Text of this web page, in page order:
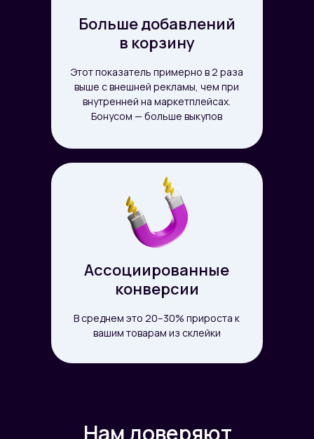
Больше добавлений
в корзину
Ассоциированные
конверсии
В среднем это 20–30% прироста к
вашим товарам из склейки
Этот показатель примерно в 2 раза
выше с внешней рекламы, чем при
внутренней на маркетплейсах.
Бонусом — больше выкупов
Нам доверяют